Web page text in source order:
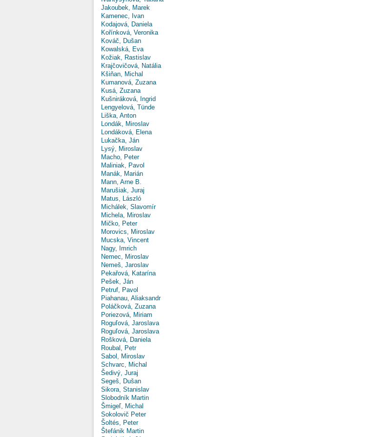
Jakoubek, Marek
Kamenec, Ivan
Kodajová, Daniela
Kořínková, Veronika
Kováč, Dušan
Kowalská, Eva
Kožiak, Rastislav
Krajčovičová, Natália
Kšiňan, Michal
Kumanová, Zuzana
Kusá, Zuzana
Kušniráková, Ingrid
Lengyelová, Tünde
Liška, Anton
Londák, Miroslav
Londáková, Elena
Lukačka, Ján
Lysý, Miroslav
Macho, Peter
Maliniak, Pavol
Manák, Marián
Mann, Arne B.
Marušiak, Juraj
Matus, László
Michálek, Slavomír
Michela, Miroslav
Mičko, Peter
Morovics, Miroslav
Mucska, Vincent
Nagy, Imrich
Nemec, Miroslav
Nemeš, Jaroslav
Pekařová, Katarína
Pešek, Ján
Petruf, Pavol
Piahanau, Aliaksandr
Poláčková, Zuzana
Poriezová, Miriam
Roguľová, Jaroslava
Roguľová, Jaroslava
Rošková, Daniela
Roubal, Petr
Sabol, Miroslav
Schvarc, Michal
Šedivý, Juraj
Segeš, Dušan
Sikora, Stanislav
Slobodník Martin
Šmigeľ, Michal
Sokolovič Peter
Šoltés, Peter
Štefánik Martin